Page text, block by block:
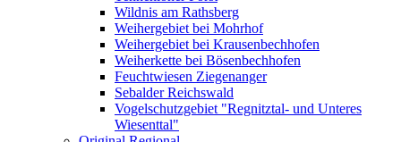
Wildnis am Rathsberg
Weihergebiet bei Mohrhof
Weihergebiet bei Krausenbechhofen
Weiherkette bei Bösenbechhofen
Feuchtwiesen Ziegenanger
Sebalder Reichswald
Vogelschutzgebiet "Regnitztal- und Unteres
Wiesenttal"